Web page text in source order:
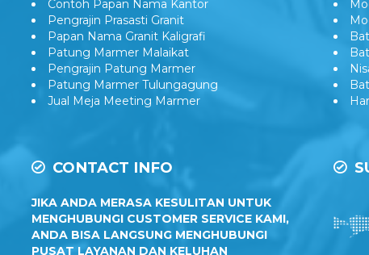
Contoh Papan Nama Kantor
Pengrajin Prasasti Granit
Papan Nama Granit Kaligrafi
Patung Marmer Malaikat
Pengrajin Patung Marmer
Patung Marmer Tulungagung
Jual Meja Meeting Marmer
CONTACT INFO
JIKA ANDA MERASA KESULITAN UNTUK
MENGHUBUNGI CUSTOMER SERVICE KAMI,
ANDA BISA LANGSUNG MENGHUBUNGI
PUSAT LAYANAN DAN KELUHAN